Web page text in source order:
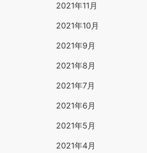
2021年11月
2021年10月
2021年9月
2021年8月
2021年7月
2021年6月
2021年5月
2021年4月